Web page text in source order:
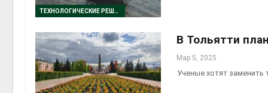
ТЕХНОЛОГИЧЕСКИЕ РЕШЕНИЯ
В Тольятти
Мар 5, 2025
Ученые хотят
Авг 6,